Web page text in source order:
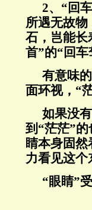
2、“回
所遇无故
石，岂能长
首”的“回车
有意味
面环视，“
如果没
到 “茫茫”的
睛本身固然
力看见这个
“眼睛”